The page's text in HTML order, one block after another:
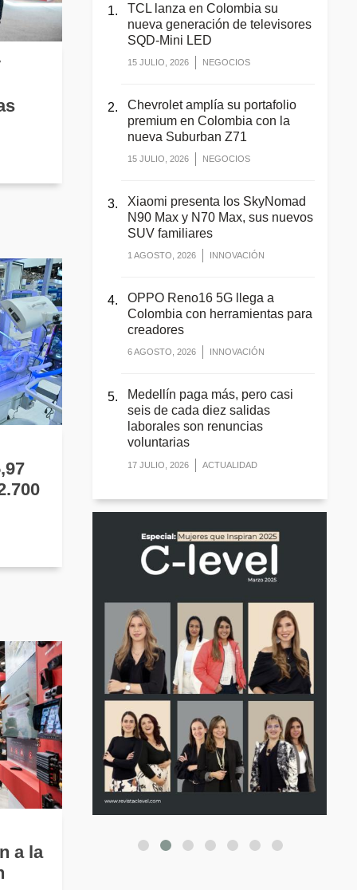
a la
TCL lanza en Colombia su
nueva generación de televisores
SQD-Mini LED
15 JULIO, 2026 NEGOCIOS
Chevrolet amplía su portafolio
premium en Colombia con la
nueva Suburban Z71
15 JULIO, 2026 NEGOCIOS
Xiaomi presenta los SkyNomad
N90 Max y N70 Max, sus nuevos
SUV familiares
1 AGOSTO, 2026 INNOVACIÓN
OPPO Reno16 5G llega a
Colombia con herramientas para
creadores
6 AGOSTO, 2026 INNOVACIÓN
Medellín paga más, pero casi
seis de cada diez salidas
laborales son renuncias
voluntarias
17 JULIO, 2026 ACTUALIDAD